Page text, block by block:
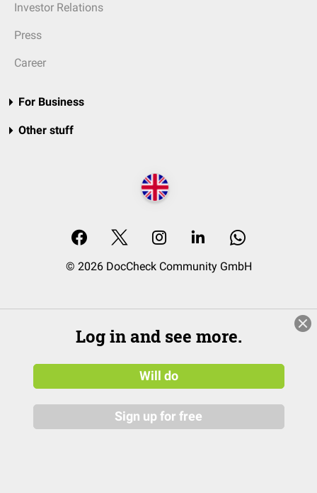
Investor Relations
Press
Career
For Business
Other stuff
© 2026 DocCheck Community GmbH
Log in and see more.
Will do
Sign up for free